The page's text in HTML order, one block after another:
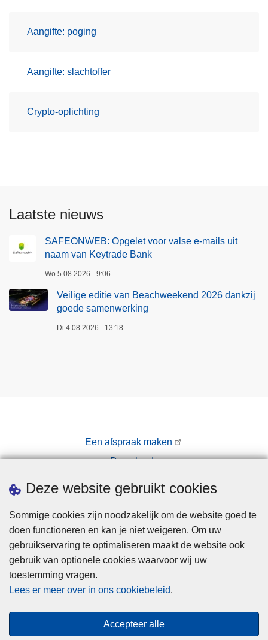
Deze website gebruikt cookies
Sommige cookies zijn noodzakelijk om de website goed te
doen functioneren en kan je niet weigeren. Om uw
gebruikservaring te optimaliseren maakt de website ook
gebruik van optionele cookies waarvoor wij uw
toestemming vragen.
Lees er meer over in ons cookiebeleid.
Accepteer alle
Aangifte: poging
Aangifte: slachtoffer
Crypto-oplichting
Laatste nieuws
SAFEONWEB: Opgelet voor valse e-mails uit
naam van Keytrade Bank
Wo 5.08.2026 - 9:06
Veilige editie van Beachweekend 2026 dankzij
goede samenwerking
Di 4.08.2026 - 13:18
Een afspraak maken
Downloads
Privacy
Cookies
Toegankelijkheid